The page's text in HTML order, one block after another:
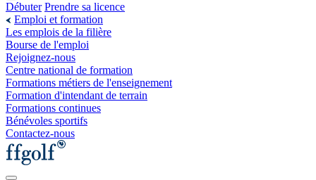
Débuter Prendre sa licence
Emploi et formation
Les emplois de la filière
Bourse de l'emploi
Rejoignez-nous
Centre national de formation
Formations métiers de l'enseignement
Formation d'intendant de terrain
Formations continues
Bénévoles sportifs
Contactez-nous